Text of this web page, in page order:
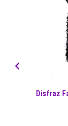
Disfraz